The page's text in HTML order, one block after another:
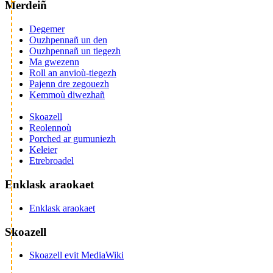
Merdeiñ
Degemer
Ouzhpennañ un den
Ouzhpennañ un tiegezh
Ma gwezenn
Roll an anvioù-tiegezh
Pajenn dre zegouezh
Kemmoù diwezhañ
Skoazell
Reolennoù
Porched ar gumuniezh
Keleier
Etrebroadel
Enklask araokaet
Enklask araokaet
Skoazell
Skoazell evit MediaWiki